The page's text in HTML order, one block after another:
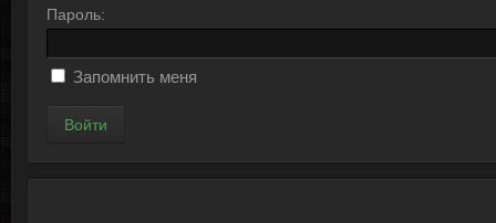
Пароль:
Запомнить меня